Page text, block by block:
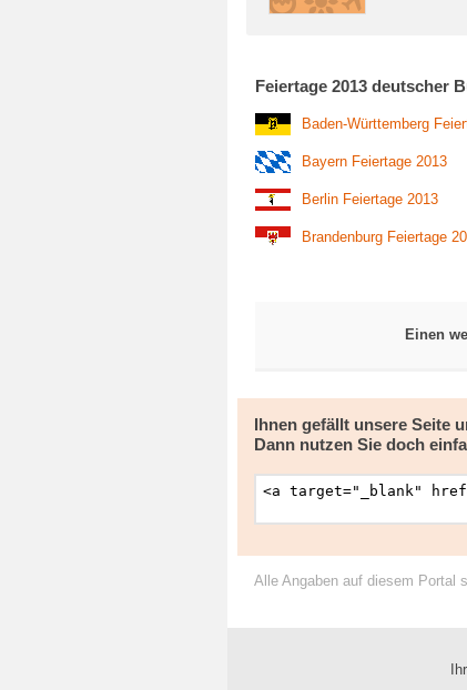
Feiertage 2013 deutscher
Baden-Württemberg
Bayern Feiertage 2013
Berlin Feiertage 2013
Brandenburg Feiertage
Einen
Ihnen gefällt unsere Seite
Dann nutzen Sie doch
Alle Angaben auf diesem Portal